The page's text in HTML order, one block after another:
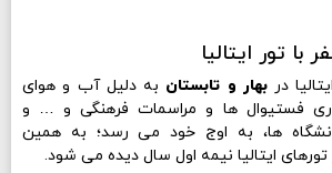
با تور ایتالیا
دربهار و تابستان به دلیل آب و هوای
فستیوال ها و مراسمات فرهنگی و … و
ها، به اوج خود می رسد؛ به همین
تورهای ایتالیا نیمه اول سال دیده می شود.